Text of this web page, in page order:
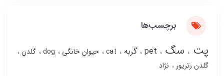
برچسب‌ها
پت سگ pet گربه cat حیوان خانگی dog
گلدن
گلدن رتریور
نژاد